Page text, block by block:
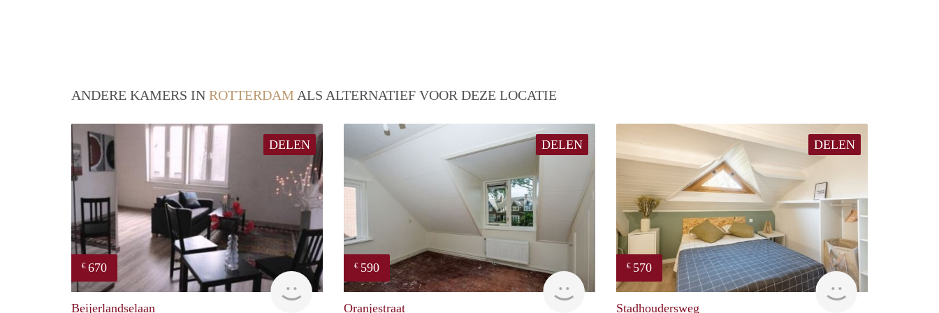
ANDERE KAMERS IN ROTTERDAM ALS ALTERNATIEF VOOR DEZE LOCATIE
DELEN
€ 670
Woning
Beijerlandselaan
DELEN
€ 590
Oranjestraat
DELEN
€ 570
finder
Stadhoudersweg